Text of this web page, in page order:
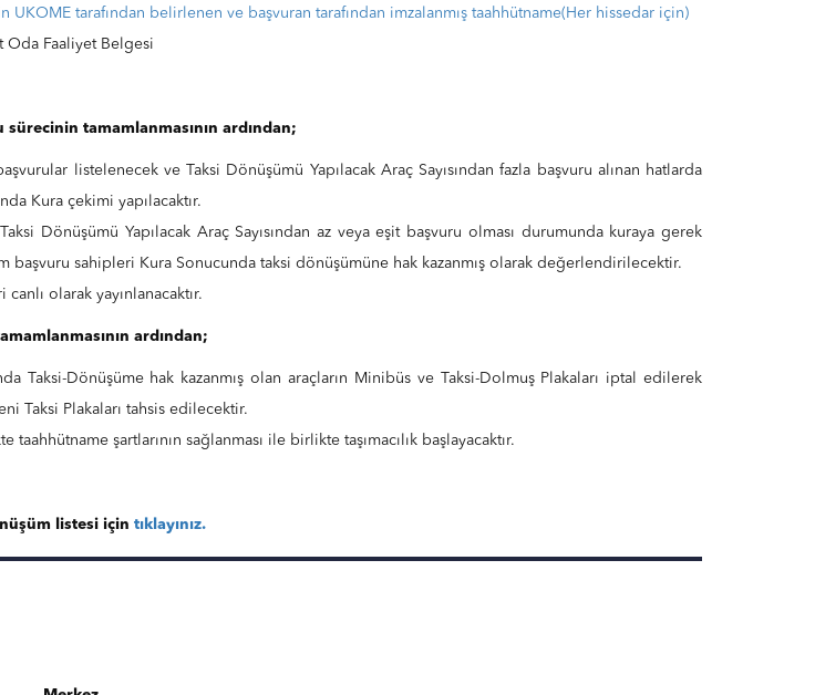
UKOME tarafından belirlenen ve başvuran tarafından imzalanmış taahhütname(Her hissedar için)
Oda Faaliyet Belgesi
tamamlanmasının ardından;
listelenecek ve Taksi Dönüşümü Yapılacak Araç Sayısından fazla başvuru alınan hatlarda
Kura çekimi yapılacaktır.
Dönüşümü Yapılacak Araç Sayısından az veya eşit başvuru olması durumunda kuraya gerek
başvuru sahipleri Kura Sonucunda taksi dönüşümüne hak kazanmış olarak değerlendirilecektir.
canlı olarak yayınlanacaktır.
ardından;
Taksi-Dönüşüme hak kazanmış olan araçların Minibüs ve Taksi-Dolmuş Plakaları iptal edilerek
Taksi Plakaları tahsis edilecektir.
taahhütname şartlarının sağlanması ile birlikte taşımacılık başlayacaktır.
listesi için tıklayınız.